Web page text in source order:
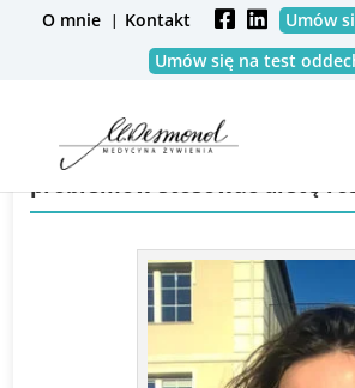
O mnie Kontakt
Umów
Umów się na test
Dzięki skutecznej terapii
to ból brzucha, zaparcia i
problemów stosować dietę